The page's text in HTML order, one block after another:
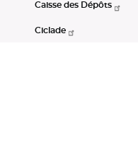
Caisse des Dépôts
Ciclade